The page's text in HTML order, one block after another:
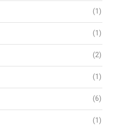
(1)
(1)
(2)
(1)
(6)
(1)